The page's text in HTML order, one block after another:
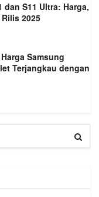
dan S11 Ultra: Harga,
2025
Samsung
Terjangkau dengan